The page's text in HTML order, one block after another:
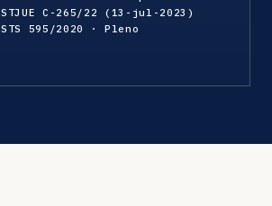
STJUE C-265/22 (13-jul-2023)
STS 595/2020 · Pleno